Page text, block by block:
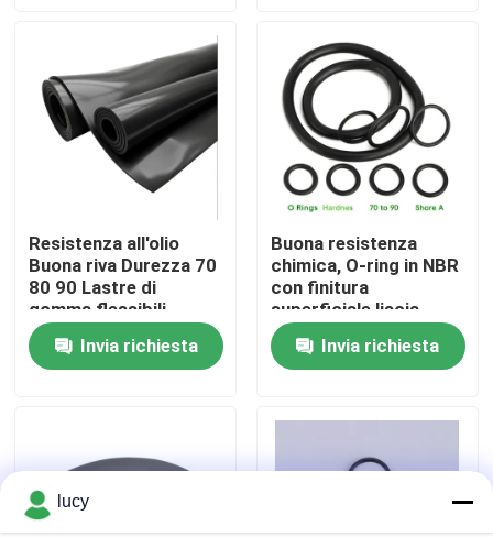
Prodotti
Resistenza all'olio
Buona riva Durezza 70
80 90 Lastre di
gomma flessibili
personalizzabili Ideali
per soluzioni di
sigillatura e
Invia richiesta
Buona resistenza
chimica, O-ring in NBR
con finitura
superficiale liscia,
durezza 70-90 Shore
A, guarnizioni per le
industrie petrolifera,
Invia richiesta
lucy